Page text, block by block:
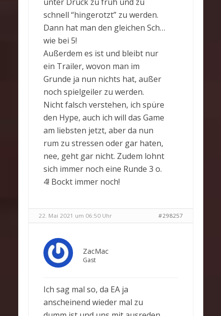
schnell “hingerotzt” zu werden.
Dann hat man den gleichen Sch…
wie bei 5!
Außerdem es ist und bleibt nur
ein Trailer, wovon man im
Grunde ja nun nichts hat, außer
noch spielgeiler zu werden.
Nicht falsch verstehen, ich spüre
den Hype, auch ich will das Game
am liebsten jetzt, aber da nun
rum zu stressen oder gar haten,
nee, geht gar nicht. Zudem lohnt
sich immer noch eine Runde 3 o.
4! Bockt immer noch!
22. Mai 2021 um 06:50 Uhr #298257
ZacMac
Gast
Ich sag mal so, da EA ja
anscheinend wieder mal zu